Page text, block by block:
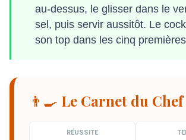
au-dessus, le glisser dans le
sel, puis servir aussitôt. Le
son top dans les cinq
👨‍🍳 Le Carnet du Chef
RÉUSSITE